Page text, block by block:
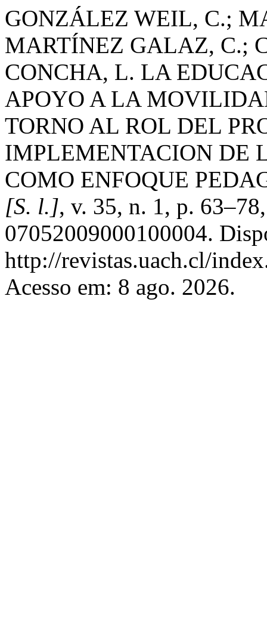
GONZÁLEZ WEIL, C.;
MARTÍNEZ GALAZ, C.;
CONCHA, L. LA
APOYO A LA
TORNO AL ROL DEL
IMPLEMENTACION DE
COMO ENFOQUE
[S. l.], v. 35, n. 1, p.
07052009000100004.
http://revistas.uach.cl/
Acesso em: 8 ago. 2026.